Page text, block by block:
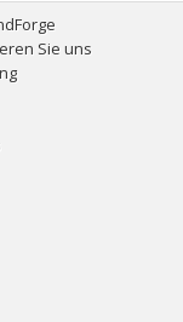
Sie uns